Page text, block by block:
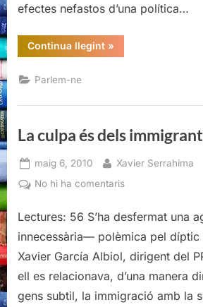
efectes nefastos d’una política…
Continua llegint“Cal
que
cinturons…”
»
Parlem-ne
La culpa és dels
Posted
on
maig 6, 2010 By
Xavier Serrahima
No hi ha comentarisa
culpa
és
immigrants
Lectures: 56 S’ha desfermat una
innecessària— polèmica pel díptic
Xavier García Albiol, dirigent del
ell es relacionava, d’una manera
gens subtil, la immigració amb la